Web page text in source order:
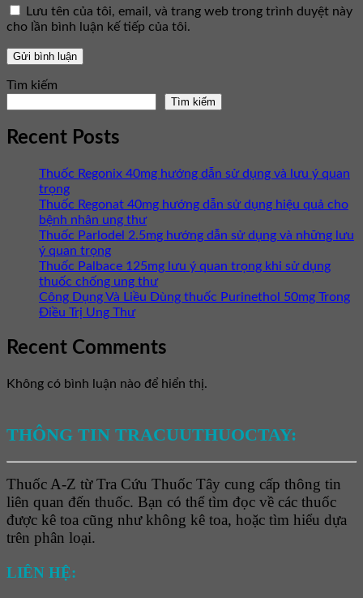
Lưu tên của tôi, email, và trang web trong trình duyệt này
cho lần bình luận kế tiếp của tôi.
Tìm kiếm
Tìm kiếm
Recent Posts
Thuốc Regonix 40mg hướng dẫn sử dụng và lưu ý quan
trọng
Thuốc Regonat 40mg hướng dẫn sử dụng hiệu quả cho
bệnh nhân ung thư
Thuốc Parlodel 2.5mg hướng dẫn sử dụng và những lưu
ý quan trọng
Thuốc Palbace 125mg lưu ý quan trọng khi sử dụng
thuốc chống ung thư
Công Dụng Và Liều Dùng thuốc Purinethol 50mg Trong
Điều Trị Ung Thư
Recent Comments
Không có bình luận nào để hiển thị.
THÔNG TIN TRACUUTHUOCTAY:
Thuốc A-Z từ Tra Cứu Thuốc Tây cung cấp thông tin
liên quan đến thuốc. Bạn có thể tìm đọc về các thuốc
được kê toa cũng như không kê toa, hoặc tìm hiểu dựa
trên phân loại.
LIÊN HỆ: